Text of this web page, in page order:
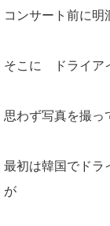
コンサート前に明
そこに ドライア
思わず写真を撮っ
最初は韓国でドラ
が